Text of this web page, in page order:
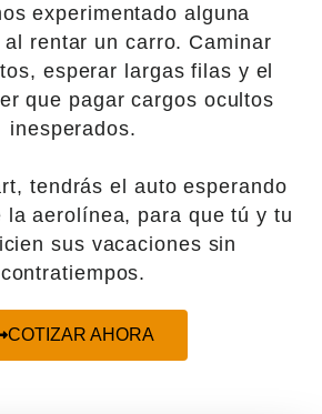
experimentado alguna
al rentar un carro. Caminar
esperar largas filas y el
que pagar cargos ocultos
inesperados.
tendrás el auto esperando
la aerolínea, para que tú y tu
sus vacaciones sin
contratiempos.
COTIZAR AHORA